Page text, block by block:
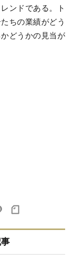
ンドである。ト
ちの業績がどう
どうかの見当が